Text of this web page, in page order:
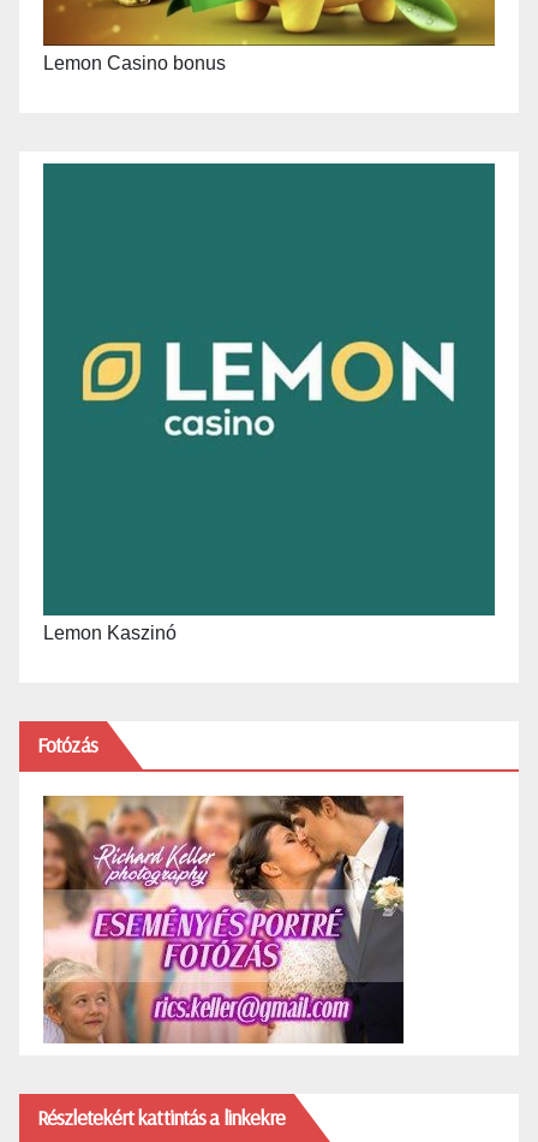
Lemon Casino bonus
Lemon Kaszinó
Fotózás
Részletekért kattintás a linkekre